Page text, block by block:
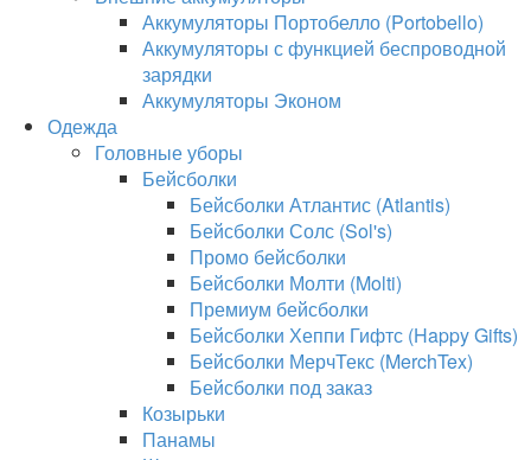
Аккумуляторы Портобелло (Portobello)
Аккумуляторы с функцией беспроводной
зарядки
Аккумуляторы Эконом
Одежда
Головные уборы
Бейсболки
Бейсболки Атлантис (Atlantis)
Бейсболки Солс (Sol's)
Промо бейсболки
Бейсболки Молти (Molti)
Премиум бейсболки
Бейсболки Хеппи Гифтс (Happy Gifts)
Бейсболки МерчТекс (MerchTex)
Бейсболки под заказ
Козырьки
Панамы